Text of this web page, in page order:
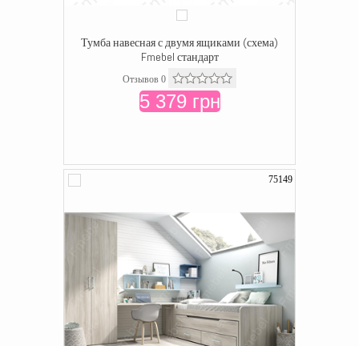
Тумба навесная с двумя ящиками (схема)
Fmebel стандарт
Отзывов 0
5 379 грн
75149